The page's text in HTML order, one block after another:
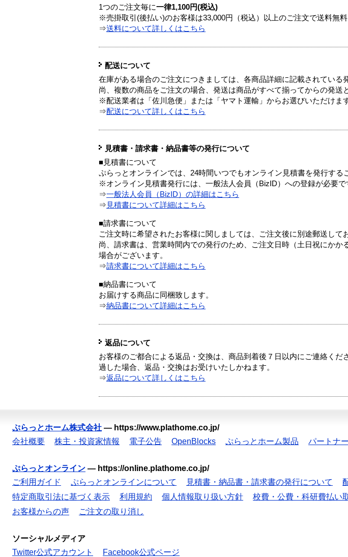
1つのご注文毎に一律1,100円(税込)
※売掛取引(後払い)のお客様は33,000円（税込）以上のご注文で送料無料
⇒送料について詳しくはこちら
配送について
在庫がある場合のご注文につきましては、各商品詳細に記載されている
尚、複数の商品をご注文の場合、発送は商品がすべて揃ってからの発送
※配送業者は「佐川急便」または「ヤマト運輸」からお選びいただけま
⇒配送について詳しくはこちら
見積書・請求書・納品書等の発行について
■見積書について
ぷらっとオンラインでは、24時間いつでもオンライン見積書を発行する
※オンライン見積書発行には、一般法人会員（BizID）への登録が必要で
⇒一般法人会員（BizID）の詳細はこちら
⇒ 見積書について詳細はこちら
■請求書について
ご注文時に希望されたお客様に関しましては、ご注文後に別途郵送して
尚、請求書は、営業時間内での発行のため、ご注文日時（土日祝にか
場合がございます。
⇒請求書について詳細はこちら
■納品書について
お届けする商品に同梱致します。
⇒納品書について詳細はこちら
返品について
お客様のご都合による返品・交換は、商品到着後７日以内にご連絡く
過した場合、返品・交換はお受けいたしかねます。
⇒返品について詳しくはこちら
ぷらっとホーム株式会社 — https://www.plathome.co.jp/
会社概要
株主・投資家情報 電子公告 OpenBlocks ぷらっとホーム製品 パートナ
ぷらっとオンライン — https://online.plathome.co.jp/
ご利用ガイド
ぷらっとオンラインについて 見積書・納品書・請求書の発行について
特定商取引法に基づく表示
利用規約 個人情報取り扱い方針 校費・公費・科研費払い
お客様からの声
ご注文の取り消し
ソーシャルメディア
Twitter公式アカウント
Facebook公式ページ